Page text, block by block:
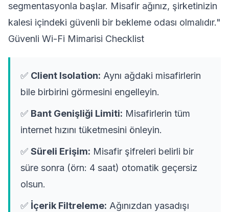
segmentasyonla başlar. Misafir ağınız, şirketinizin
kalesi içindeki güvenli bir bekleme odası olmalıdır."
Güvenli Wi-Fi Mimarisi Checklist
✅ Client Isolation: Aynı ağdaki misafirlerin
bile birbirini görmesini engelleyin.
✅ Bant Genişliği Limiti: Misafirlerin tüm
internet hızını tüketmesini önleyin.
✅ Süreli Erişim: Misafir şifreleri belirli bir
süre sonra (örn: 4 saat) otomatik geçersiz
olsun.
✅ İçerik Filtreleme: Ağınızdan yasadışı